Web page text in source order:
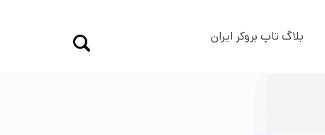
بلاگ تاپ بروکر ایران